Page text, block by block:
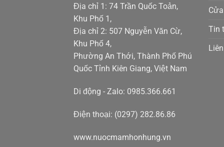
Địa chỉ 1: 74 Trần Quốc Toản,
Khu Phố 1,
Địa chỉ 2: 507 Nguyễn Văn Cừ,
Khu Phố 4,
Phường An Thới, Thành Phố Phú
Quốc Tỉnh Kiên Giang, Việt Nam
Di động - Zalo: 0985.366.661
Điện thoại: (0297) 282.86.86
www.nuocmamhonhung.vn
Tin